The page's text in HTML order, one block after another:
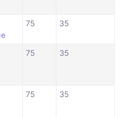
75 35
75 35
75 35